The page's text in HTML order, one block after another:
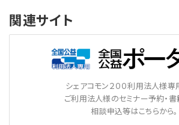
関連サイト
シェアコモン２００利用法人様専
ご利用法人様のセミナー予約・書
相談申込等はこちらから。